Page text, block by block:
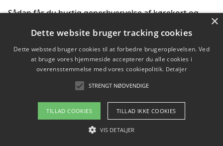
Sådan får du hurtig generhvervelse af kørekort og
Sådan lærer du miljørigtig kørsel hos en køreskole i
Gentofte
Copyright 2026 - Pilanto Aps
Om / kontakt
×
Dette website bruger tracking cookies
Dette websted bruger cookies til at forbedre brugeroplevelsen. Ved
at bruge vores hjemmeside accepterer du alle cookies i
overensstemmelse med vores cookiepolitik. Detaljer
STRENGT NØDVENDIGE
TILLAD COOKIES TILLAD IKKE COOKIES
VIS DETALJER